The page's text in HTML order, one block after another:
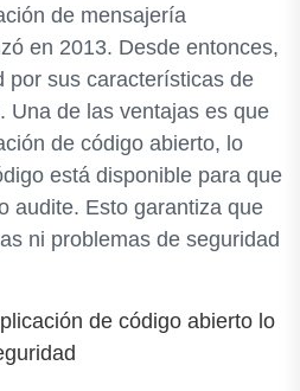
de mensajería
en 2013. Desde entonces,
por sus características de
Una de las ventajas es que
de código abierto, lo
está disponible para que
audite. Esto garantiza que
ni problemas de seguridad
de código abierto lo